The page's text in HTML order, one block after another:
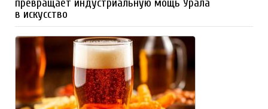
превращает индустриальную мощь Урала
в искусство